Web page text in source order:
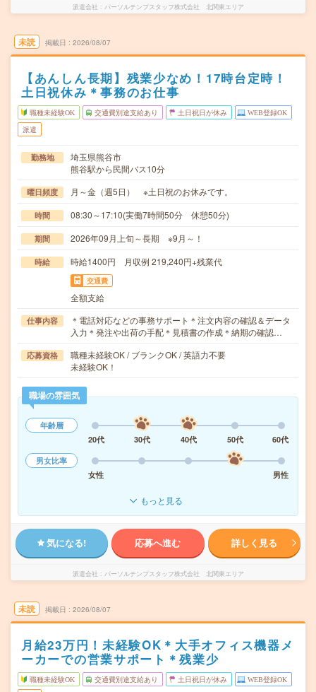
派遣会社 パーソルテンプスタッフ株式会社 北関東エリア
未読 掲載日 2026/08/07
【あんしん長期】残業少なめ！17時台定時！
土日祝休み＊事務のお仕事
職種未経験OK 交通費別途支給あり 土日祝日が休み WEB登録OK
派遣
勤務地
埼玉県熊谷市
熊谷駅から民間バス10分
曜日頻度 月～金（週5日） ※土日祝のお休みです。
時間 08:30～17:10(実働7時間50分 休憩50分)
期間 2026年09月上旬～長期 ※9月～！
時給 時給1400円 月収例 219,240円+残業代
交通費
全額支給
仕事内容
＊電話対応などの事務サポート＊注文内容の確認＆データ
入力＊発注や出荷の手配＊見積書の作成＊納期の確認…
応募資格
職種未経験OK / ブランクOK / 英語力不要
未経験OK！
職場の雰囲気
年齢層
20代
30代 40代 50代
60代
男女比率
女性
男性
もっと見る
気になる! 応募へ進む 詳しく見る
派遣会社 パーソルテンプスタッフ株式会社 北関東エリア
未読 掲載日 2026/08/07
月給23万円！未経験OK＊大手オフィス機器メ
ーカーでの営業サポート＊残業少
職種未経験OK 交通費別途支給あり 土日祝日が休み WEB登録OK